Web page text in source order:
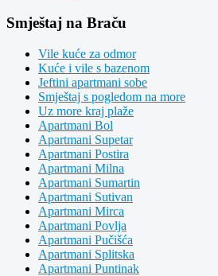
Smještaj na Braču
Vile kuće za odmor
Kuće i vile s bazenom
Jeftini apartmani sobe
Smještaj s pogledom na more
Uz more kraj plaže
Apartmani Bol
Apartmani Supetar
Apartmani Postira
Apartmani Milna
Apartmani Sumartin
Apartmani Sutivan
Apartmani Mirca
Apartmani Povlja
Apartmani Pučišća
Apartmani Splitska
Apartmani Puntinak